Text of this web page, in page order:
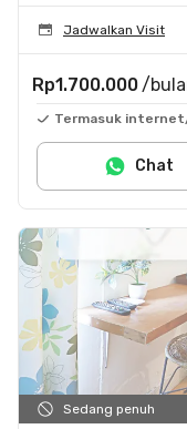
Jadwalkan Visit
Rp1.700.000 /
Termasuk
Chat
Sedang penuh